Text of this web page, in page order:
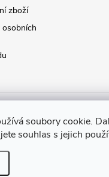
soubory cookie.
souhlas s jejich
zboží